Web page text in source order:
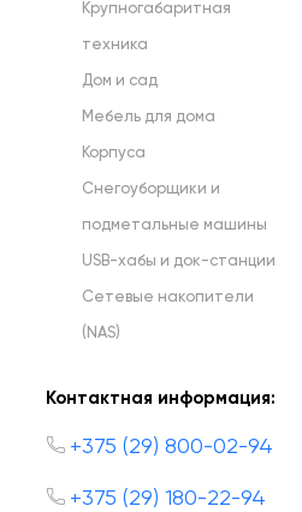
Крупногабаритная
техника
Дом и сад
Мебель для дома
Корпуса
Снегоуборщики и
подметальные машины
USB-хабы и док-станции
Сетевые накопители
(NAS)
Контактная информация:
+375 (29) 800-02-94
+375 (29) 180-22-94